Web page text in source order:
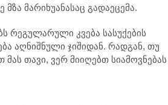
მარიხუანასაც გადაეცემა.
რეგულარული კვება სასუქების
აღნიშნული ჯიშიდან. რადგან, თუ
თავი, ვერ მიიღებთ სიამოვნებას